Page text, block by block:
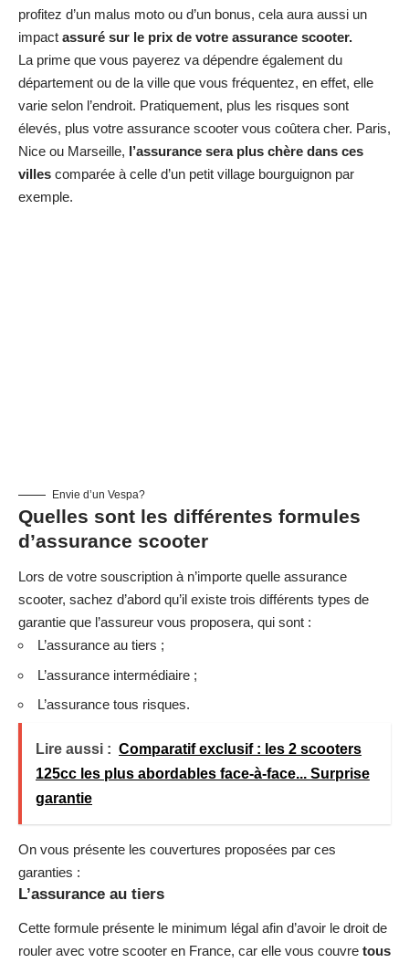
profitez d’un malus moto ou d’un bonus, cela aura aussi un
impact assuré sur le prix de votre assurance scooter.
La prime que vous payerez va dépendre également du
département ou de la ville que vous fréquentez, en effet, elle
varie selon l’endroit. Pratiquement, plus les risques sont
élevés, plus votre assurance scooter vous coûtera cher. Paris,
Nice ou Marseille, l’assurance sera plus chère dans ces
villes comparée à celle d’un petit village bourguignon par
exemple.
Envie d’un Vespa?
Quelles sont les différentes formules
d’assurance scooter
Lors de votre souscription à n’importe quelle assurance
scooter, sachez d’abord qu’il existe trois différents types de
garantie que l’assureur vous proposera, qui sont :
L’assurance au tiers ;
L’assurance intermédiaire ;
L’assurance tous risques.
Lire aussi : Comparatif exclusif : les 2 scooters
125cc les plus abordables face-à-face... Surprise
garantie
On vous présente les couvertures proposées par ces
garanties :
L’assurance au tiers
Cette formule présente le minimum légal afin d’avoir le droit de
rouler avec votre scooter en France, car elle vous couvre tous